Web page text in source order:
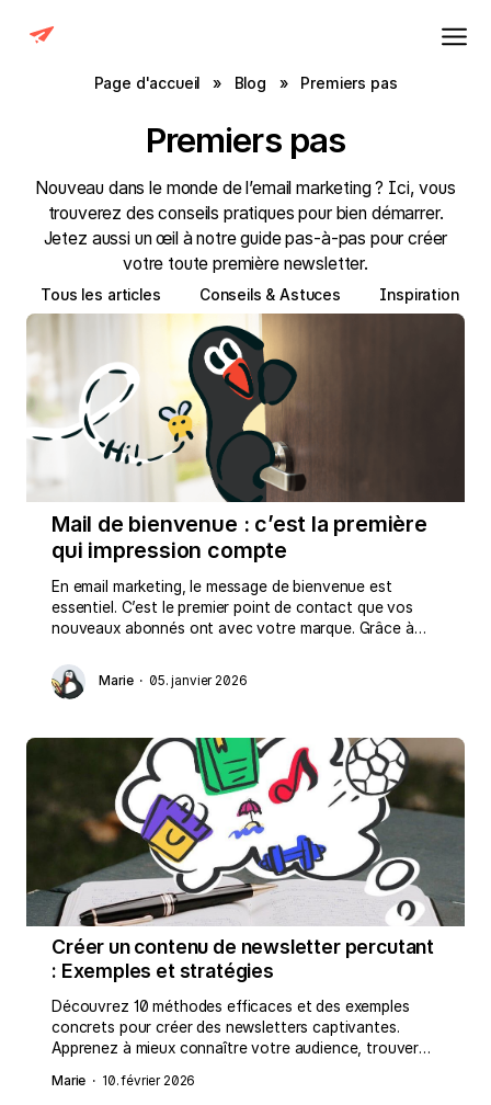
Page d'accueil » Blog » Premiers pas
Premiers pas
Nouveau dans le monde de l’email marketing ? Ici, vous
trouverez des conseils pratiques pour bien démarrer.
Jetez aussi un œil à notre guide pas-à-pas pour créer
votre toute première newsletter.
Tous les articles Conseils & Astuces Inspiration
Mail de bienvenue : c’est la première
qui impression compte
En email marketing, le message de bienvenue est
essentiel. C’est le premier point de contact que vos
nouveaux abonnés ont avec votre marque. Grâce à
soigner cette première impression et captiver
l’attention de vos lecteurs dès les premiers instants.
Marie · 05. janvier 2026
Créer un contenu de newsletter percutant
: Exemples et stratégies
Découvrez 10 méthodes efficaces et des exemples
concrets pour créer des newsletters captivantes.
Apprenez à mieux connaître votre audience, trouver
et à l’intelligence artificielle, et à vous inspirer
Marie · 10. février 2026